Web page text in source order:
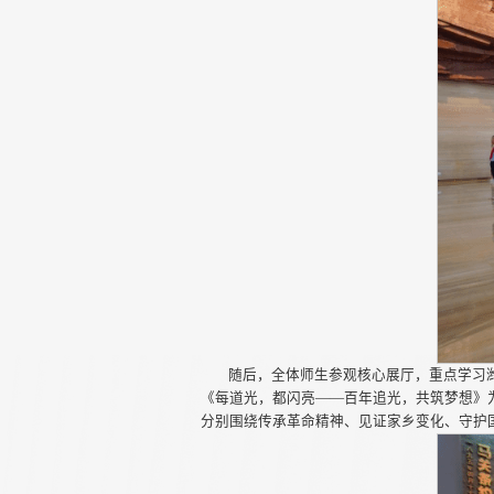
随后，全体师生参观核心展厅，重点学
《每道光，都闪亮——百年追光，共筑梦想》
分别围绕传承革命精神、见证家乡变化、守